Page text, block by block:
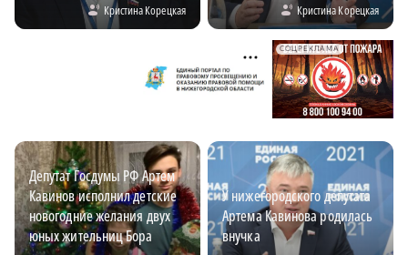
Кристина Корецкая Кристина Корецкая
СОЦРЕКЛАМА
Депутат Госдумы РФ Артем
Кавинов исполнил детские
новогодние желания двух
юных жительниц Бора
У нижегородского депутата
Артема Кавинова родилась
внучка